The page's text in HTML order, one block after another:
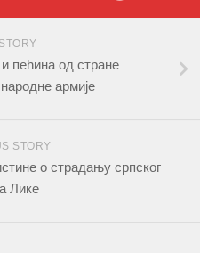
пећина од стране
армије
STORY
о страдању српског
Лике